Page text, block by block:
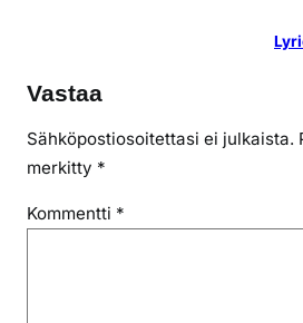
Vastaa
Sähköpostiosoitettasi ei julkaista.
merkitty *
Kommentti *